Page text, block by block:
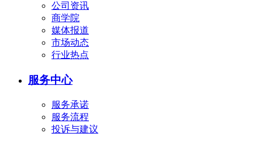
公司资讯
商学院
媒体报道
市场动态
行业热点
服务中心
服务承诺
服务流程
投诉与建议